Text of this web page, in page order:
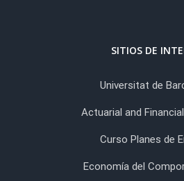
SITIOS DE
Universitat de
Actuarial and
Curso Planes de
Economía del